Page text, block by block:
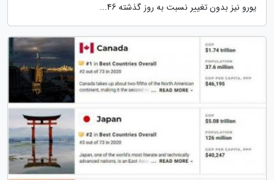
یورو نیز بدون تغییر نسبت به روز گذشته 46...